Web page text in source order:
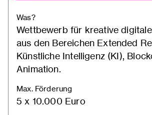
Was?
Wettbewerb für kreative
aus den Bereichen Extended
Künstliche Intelligenz (KI),
Animation.
Max. Förderung
5 x 10.000 Euro